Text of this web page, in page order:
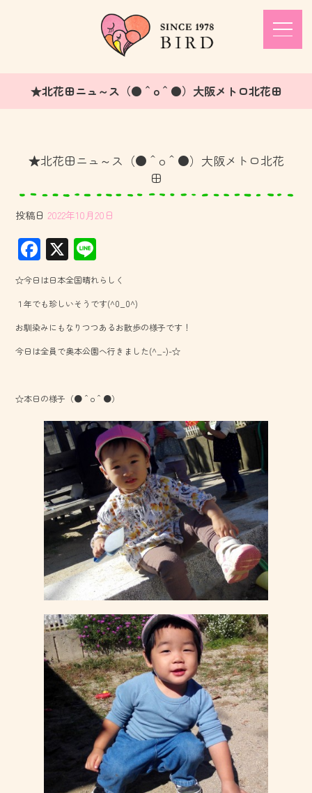
★北花田ニュ～ス（●＾o＾●）大阪メトロ北花田
★北花田ニュ～ス（●＾o＾●）大阪メトロ北花
田
投稿日 2022年10月20日
F
ac
e
b
o
ok
X
ne
☆今日は日本全国晴れらしく
１年でも珍しいそうです(^0_0^)
お馴染みにもなりつつあるお散歩の様子です！
今日は全員で奥本公園へ行きました(^_-)-☆
☆本日の様子（●＾o＾●）